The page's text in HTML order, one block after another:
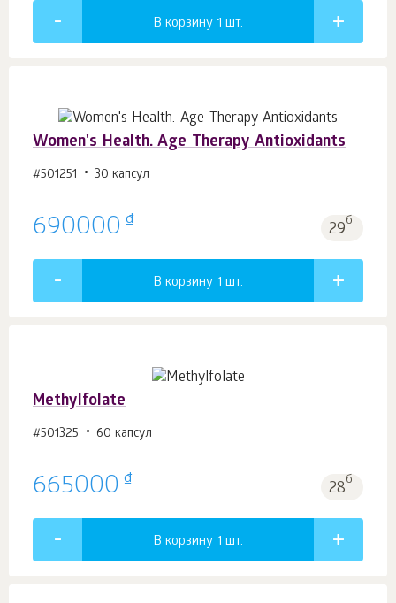
В корзину 1 шт.
Women's Health. Age Тhеrару Antioxidants
#501251 30 капсул
690000 ₫ 29б.
В корзину 1 шт.
Methylfolate
#501325 60 капсул
665000 ₫ 28б.
В корзину 1 шт.